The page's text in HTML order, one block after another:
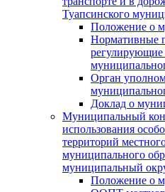
Туапсинского
Положение о
Нормативные
регулирующие
Орган
Доклад о
Муниципальный
использования
территорий
муниципального
муниципальный
Положение о